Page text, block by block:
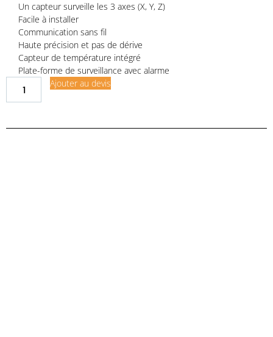
Un capteur surveille les 3 axes (X, Y, Z)
Facile à installer
Communication sans fil
Haute précision et pas de dérive
Capteur de température intégré
Plate-forme de surveillance avec alarme
Ajouter au devis